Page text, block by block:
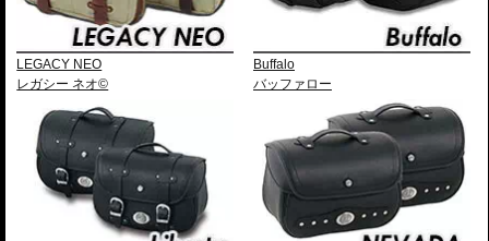
LEGACY NEO
レガシー ネオ©
Buffalo
バッファロー